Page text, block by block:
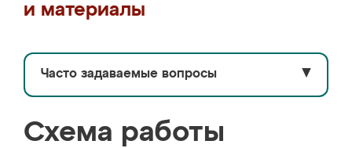
и материалы
Часто задаваемые вопросы ▼
Схема работы